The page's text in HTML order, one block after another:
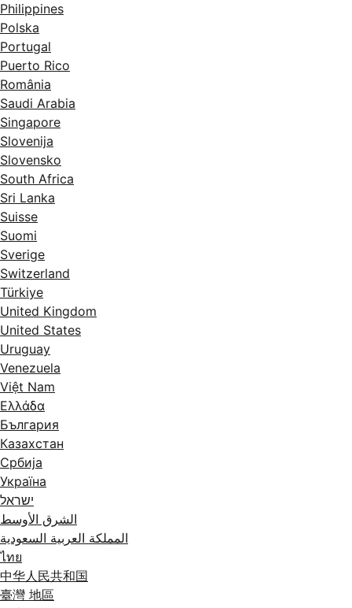
Philippines
Polska
Portugal
Puerto Rico
România
Saudi Arabia
Singapore
Slovenija
Slovensko
South Africa
Sri Lanka
Suisse
Suomi
Sverige
Switzerland
Türkiye
United Kingdom
United States
Uruguay
Venezuela
Việt Nam
Ελλάδα
България
Казахстан
Србија
Україна
ישראל
الشرق الأوسط
المملكة العربية السعودية
ไทย
中华人民共和国
臺灣 地區